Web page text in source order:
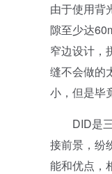
由于使用背
隙至少达
窄边设计，
缝不会做的
小，但是毕
DID是三
接前景，纷
能和优点，